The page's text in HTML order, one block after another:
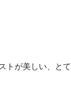
トが美しい、とて